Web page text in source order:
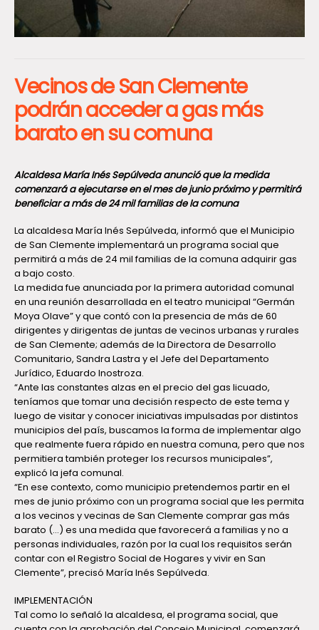
Vecinos de San Clemente
podrán acceder a gas más
barato en su comuna
Alcaldesa María Inés Sepúlveda anunció que la medida
comenzará a ejecutarse en el mes de junio próximo y permitirá
beneficiar a más de 24 mil familias de la comuna
La alcaldesa María Inés Sepúlveda, informó que el Municipio
de San Clemente implementará un programa social que
permitirá a más de 24 mil familias de la comuna adquirir gas
a bajo costo.
La medida fue anunciada por la primera autoridad comunal
en una reunión desarrollada en el teatro municipal “Germán
Moya Olave” y que contó con la presencia de más de 60
dirigentes y dirigentas de juntas de vecinos urbanas y rurales
de San Clemente; además de la Directora de Desarrollo
Comunitario, Sandra Lastra y el Jefe del Departamento
Jurídico, Eduardo Inostroza.
“Ante las constantes alzas en el precio del gas licuado,
teníamos que tomar una decisión respecto de este tema y
luego de visitar y conocer iniciativas impulsadas por distintos
municipios del país, buscamos la forma de implementar algo
que realmente fuera rápido en nuestra comuna, pero que nos
permitiera también proteger los recursos municipales”,
explicó la jefa comunal.
“En ese contexto, como municipio pretendemos partir en el
mes de junio próximo con un programa social que les permita
a los vecinos y vecinas de San Clemente comprar gas más
barato (…) es una medida que favorecerá a familias y no a
personas individuales, razón por la cual los requisitos serán
contar con el Registro Social de Hogares y vivir en San
Clemente”, precisó María Inés Sepúlveda.
IMPLEMENTACIÓN
Tal como lo señaló la alcaldesa, el programa social, que